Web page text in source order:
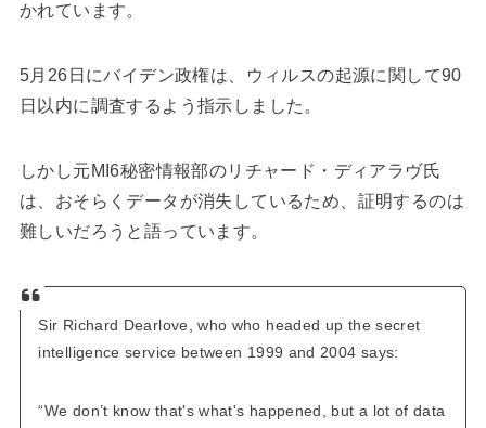
かれています。
5月26日にバイデン政権は、ウィルスの起源に関して90
日以内に調査するよう指示しました。
しかし元MI6秘密情報部のリチャード・ディアラヴ氏
は、おそらくデータが消失しているため、証明するのは
難しいだろうと語っています。
Sir Richard Dearlove, who who headed up the secret
intelligence service between 1999 and 2004 says:
“We don’t know that's what's happened, but a lot of data